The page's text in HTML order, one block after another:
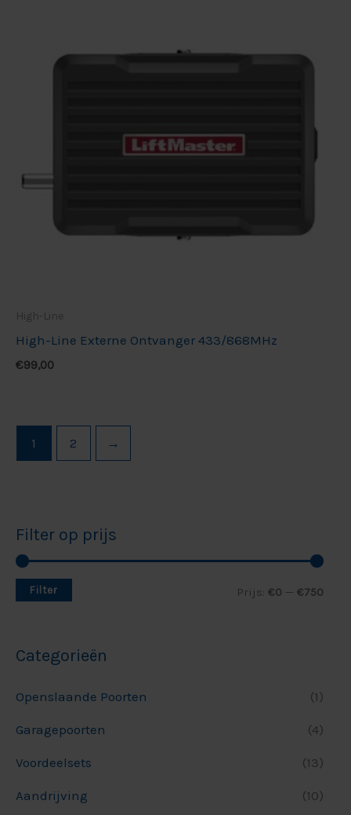
High-Line
High-Line Externe Ontvanger 433/868MHz
€99,00
1 2 →
Filter op prijs
Filter Prijs: €0 — €750
Categorieën
Openslaande Poorten (1)
Garagepoorten (4)
Voordeelsets (13)
Aandrijving (10)